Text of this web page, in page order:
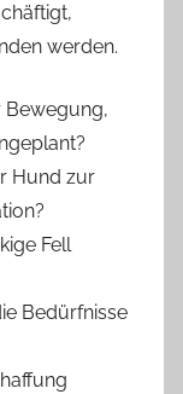
werden.
Bewegung,
Hund zur
Fell
Bedürfnisse